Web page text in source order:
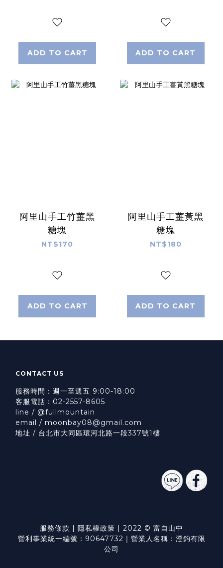
ADD TO CART ADD TO CART
阿里山手工竹薑黑
糖塊
NT$170
ADD TO CART
阿里山手工薑黃黑
糖塊
NT$180
ADD TO CART
CONTACT US
服務時間：週一至週五 9:00-18:00
客服電話：02-2557-8605
line / @fullmountain
email / moonbay08@gmail.com
地址 / 台北市大同區環河北路一段337號1樓
服務條款 | 隱私權政策 | 2022 © 富自山中
營利事業統一編號：90647732｜營業人名稱：澄鈞有限
公司